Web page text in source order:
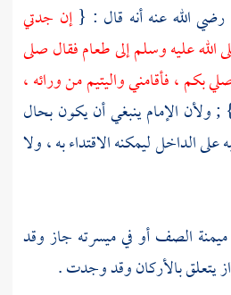
رضي الله عنه أنه قال : {إن جدتي
عليه وسلم إلى طعام فقال صلى
بكم ، فأقامني واليتيم من ورائه ،
ولأن الإمام ينبغي أن يكون بحال
الداخل ليمكنه الاقتداء به ، ولا
الصف أو في ميسرته جاز وقد
يتعلق بالأركان وقد وجدت .